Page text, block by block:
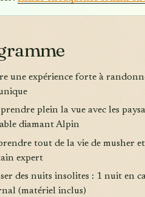
une expérience forte à
plein la vue avec les
diamant Alpin
tout de la vie de musher
expert
des nuits insolites : 1 nuit en
(matériel inclus)